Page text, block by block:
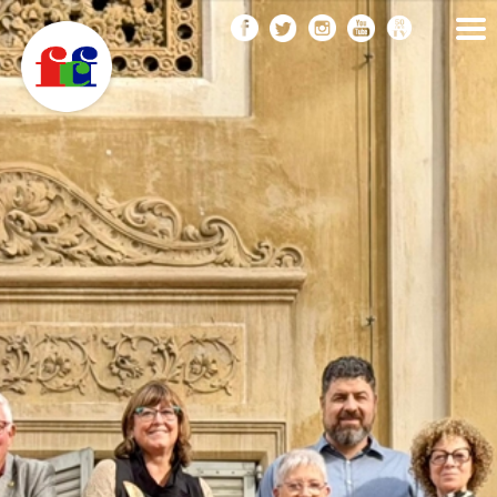
Vés
al
contingut
FEDERACIÓ CATALANA
DE FOTOGRAFIA
F
C
F